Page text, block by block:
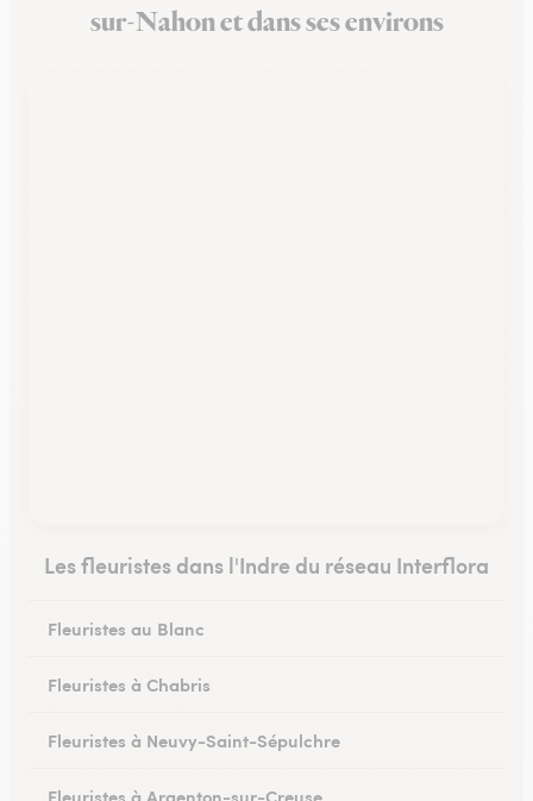
sur-Nahon et dans ses environs
Les fleuristes dans l'Indre du réseau Interflora
Fleuristes au Blanc
Fleuristes à Chabris
Fleuristes à Neuvy-Saint-Sépulchre
Fleuristes à Argenton-sur-Creuse